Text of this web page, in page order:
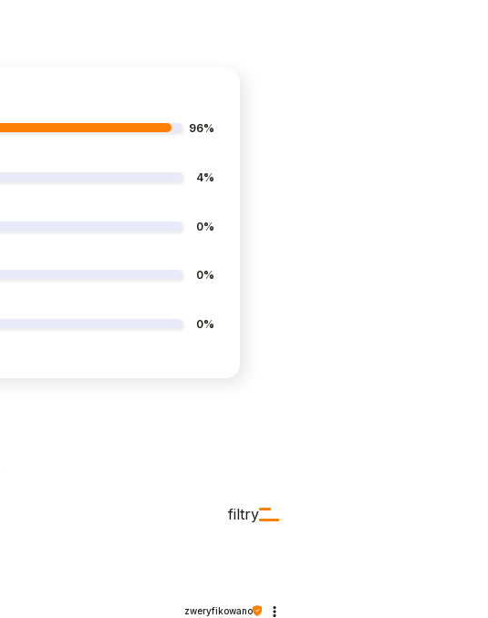
96%
4%
0%
0%
0%
filtry
zweryfikowano